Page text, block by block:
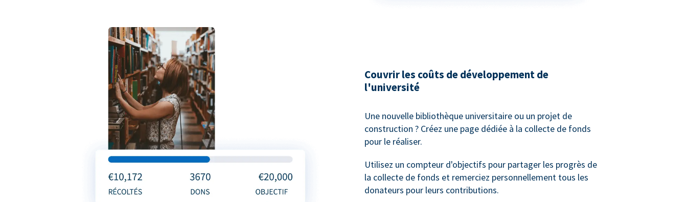
Couvrir les coûts de développement de
l'université
Une nouvelle bibliothèque universitaire ou un projet de
construction ? Créez une page dédiée à la collecte de fonds
pour le réaliser.
Utilisez un compteur d'objectifs pour partager les progrès de
la collecte de fonds et remerciez personnellement tous les
donateurs pour leurs contributions.